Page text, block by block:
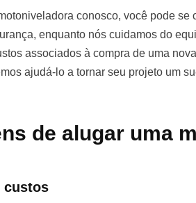
conosco, você pode se
enquanto nós cuidamos do
associados à compra de uma
ajudá-lo a tornar seu projeto um
de alugar uma
custos